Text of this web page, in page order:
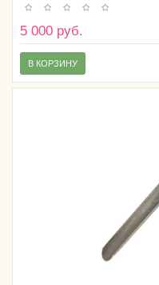
5 000 руб.
В КОРЗИНУ